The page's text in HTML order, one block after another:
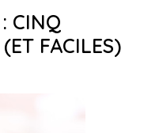
CINQ
FACILES)